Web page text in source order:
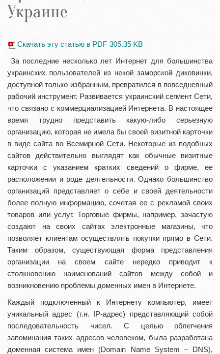
Украине
Скачать эту статью в PDF 305.35 KB
За последние несколько лет Интернет для большинства
украинских пользователей из некой заморской диковинки,
доступной только избранным, превратился в повседневный
рабочий инструмент. Развивается украинский сегмент Сети,
что связано с коммерциализацией Интернета. В настоящее
время трудно представить какую-либо серьезную
организацию, которая не имела бы своей визитной карточки
в виде сайта во Всемирной Сети. Некоторые из подобных
сайтов действительно выглядят как обычные визитные
карточки с указанием кратких сведений о фирме, ее
расположении и роде деятельности. Однако большинство
организаций представляет о себе и своей деятельности
более полную информацию, сочетая ее с рекламой своих
товаров или услуг. Торговые фирмы, например, зачастую
создают на своих сайтах электронные магазины, что
позволяет клиентам осуществлять покупки прямо в Сети.
Таким образом, существующая форма представления
организации на своем сайте нередко приводит к
столкновению наименований сайтов между собой и
возникновению проблемы доменных имен в Интернете.
Каждый подключенный к Интернету компьютер, имеет
уникальный адрес (т.н. IP-адрес) представляющий собой
последовательность чисел. С целью облегчения
запоминания таких адресов человеком, была разработана
доменная система имен (Domain Name System – DNS),